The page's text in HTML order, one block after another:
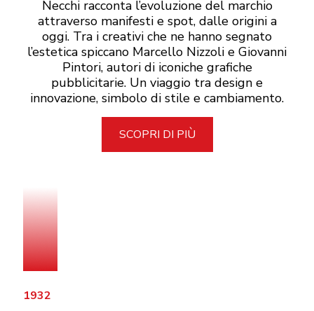
Necchi racconta l’evoluzione del marchio
attraverso manifesti e spot, dalle origini a
oggi. Tra i creativi che ne hanno segnato
l’estetica spiccano Marcello Nizzoli e Giovanni
Pintori, autori di iconiche grafiche
pubblicitarie. Un viaggio tra design e
innovazione, simbolo di stile e cambiamento.
SCOPRI DI PIÙ
1932